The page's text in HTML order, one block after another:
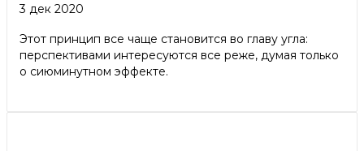
3 дек 2020
Этот принцип все чаще становится во главу угла:
перспективами интересуются все реже, думая только
о сиюминутном эффекте.